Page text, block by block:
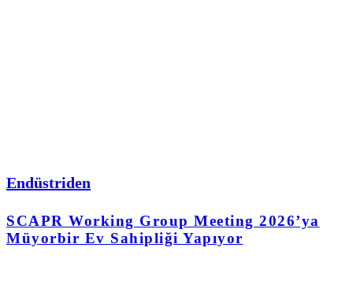
Endüstriden
SCAPR Working Group Meeting 2026’ya
Müyorbir Ev Sahipliği Yapıyor